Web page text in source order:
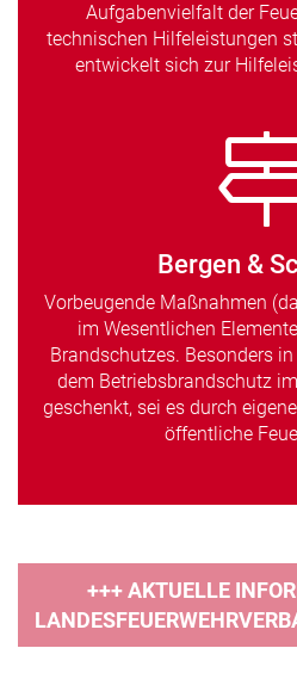
Aufgabenvielfalt der
technischen Hilfeleistungen
entwickelt sich zur
Bergen &
Vorbeugende Maßnahmen
im Wesentlichen
Brandschutzes. Besonders
dem Betriebsbrandschutz
geschenkt, sei es durch
öffentliche
+++ AKTUELLE